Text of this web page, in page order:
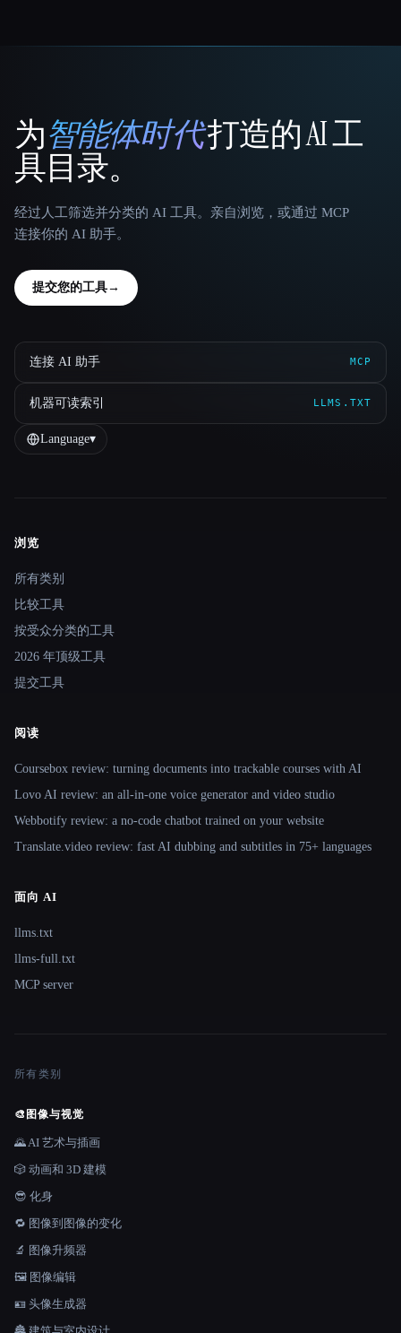
That AI Collection
为智能体时代打造的 AI 工
具目录。
经过人工筛选并分类的 AI 工具。亲自浏览，或通过 MCP
连接你的 AI 助手。
提交您的工具→
连接 AI 助手 MCP
机器可读索引 LLMS.TXT
Language▾
Site navigation
浏览
所有类别
比较工具
按受众分类的工具
2026 年顶级工具
提交工具
阅读
Coursebox review: turning documents into trackable courses with AI
Lovo AI review: an all-in-one voice generator and video studio
Webbotify review: a no-code chatbot trained on your website
Translate.video review: fast AI dubbing and subtitles in 75+ languages
面向 AI
llms.txt
llms-full.txt
MCP server
所有类别
🎨 图像与视觉
🌄 AI 艺术与插画
🎲 动画和 3D 建模
😎 化身
🔁 图像到图像的变化
🔬 图像升频器
🖼️ 图像编辑
🪪 头像生成器